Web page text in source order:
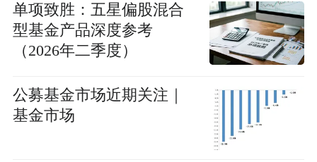
单项致胜：五星偏股混合
型基金产品深度参考
（2026年二季度）
公募基金市场近期关注｜
基金市场